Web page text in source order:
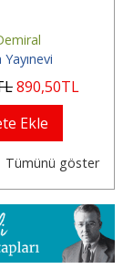
890,50TL
Ekle
Tümünü göster